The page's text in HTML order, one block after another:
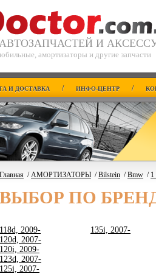
И
амортизаторы и другие запчасти
И ДОСТАВКА / ИНФО-ЦЕНТР /
Главная /АМОРТИЗАТОРЫ /Bilstein /Bmw / 1
ВЫБОР ПО
118d, 2009-
120d, 2007-
120i, 2009-
123d, 2007-
125i, 2007-
135i, 2007-